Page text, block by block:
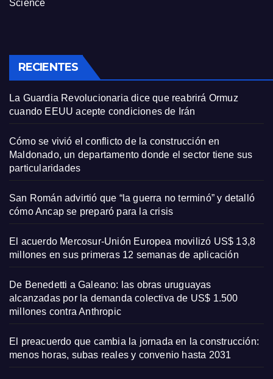
Science
RECIENTES
La Guardia Revolucionaria dice que reabrirá Ormuz
cuando EEUU acepte condiciones de Irán
Cómo se vivió el conflicto de la construcción en
Maldonado, un departamento donde el sector tiene sus
particularidades
San Román advirtió que “la guerra no terminó” y detalló
cómo Ancap se preparó para la crisis
El acuerdo Mercosur-Unión Europea movilizó US$ 13,8
millones en sus primeras 12 semanas de aplicación
De Benedetti a Galeano: las obras uruguayas
alcanzadas por la demanda colectiva de US$ 1.500
millones contra Anthropic
El preacuerdo que cambia la jornada en la construcción:
menos horas, subas reales y convenio hasta 2031